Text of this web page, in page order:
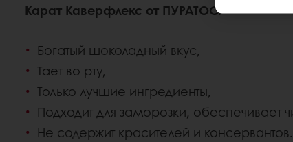
Карат Каверфлекс от ПУРАТОС:
Богатый шоколадный вкус,
Тает во рту,
Только лучшие ингредиенты,
Подходит для заморозки, обеспечивает
Не содержит красителей и консервантов.